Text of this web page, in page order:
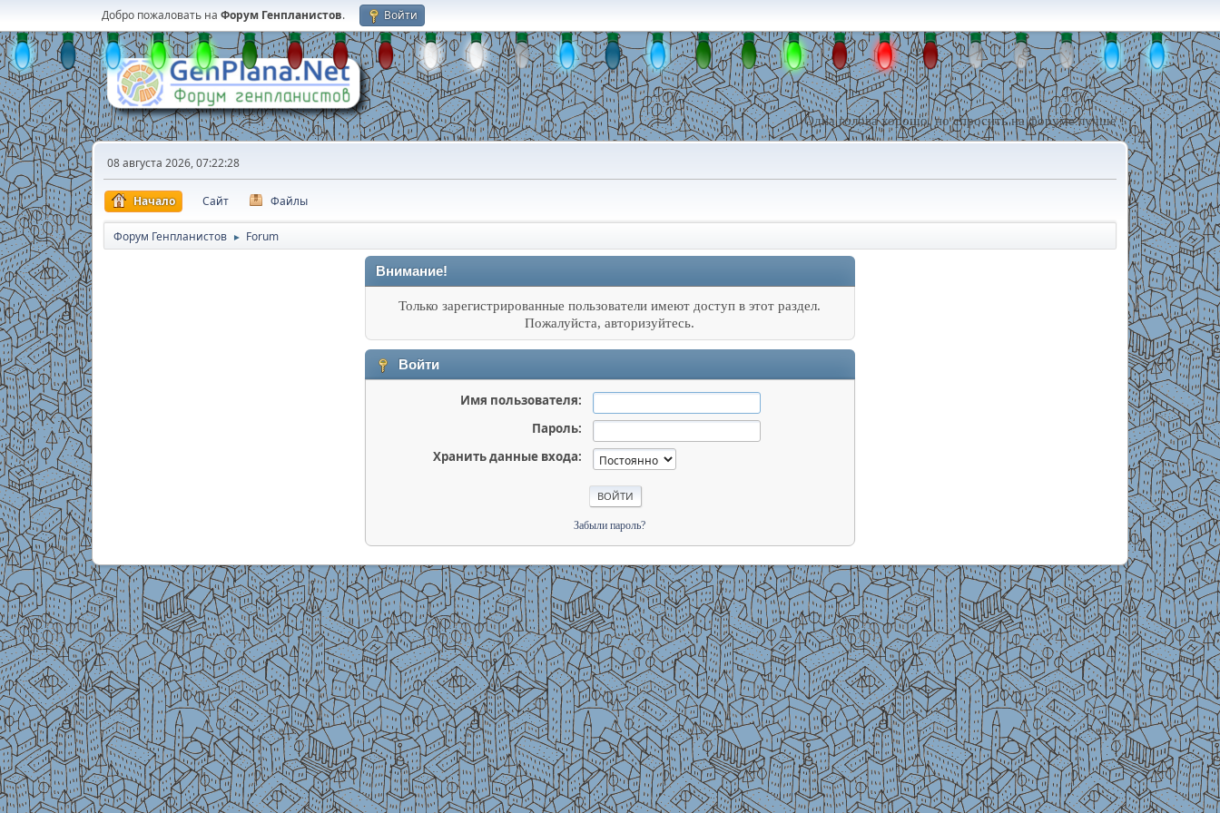
Добро пожаловать на Форум Генпланистов. Войти
Одна голова хорошо, но спросить на форуме лучше !
08 августа 2026, 07:22:28
Начало Сайт Файлы
Форум Генпланистов ► Forum
Внимание!
Только зарегистрированные пользователи имеют доступ в этот раздел.
Пожалуйста, авторизуйтесь.
Войти
Имя пользователя:
Пароль:
Хранить данные входа:
Забыли пароль?